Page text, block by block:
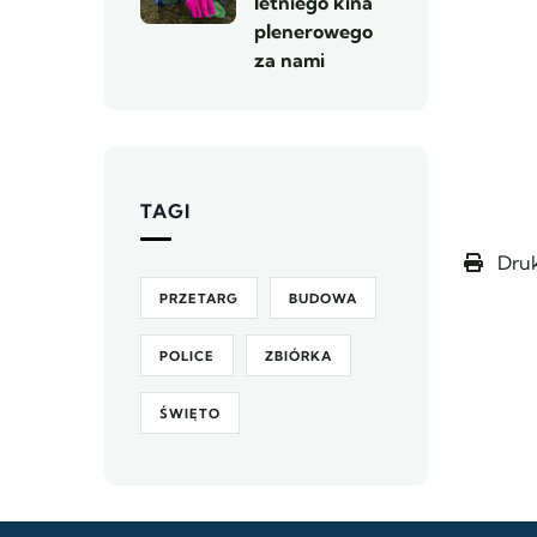
plenerowego
za nami
TAGI
PRZETARG BUDOWA
POLICE ZBIÓRKA
ŚWIĘTO